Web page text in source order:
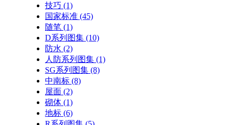
技巧 (1)
国家标准 (45)
随笔 (1)
D系列图集 (10)
防水 (2)
人防系列图集 (1)
SG系列图集 (8)
中南标 (8)
屋面 (2)
砌体 (1)
地标 (6)